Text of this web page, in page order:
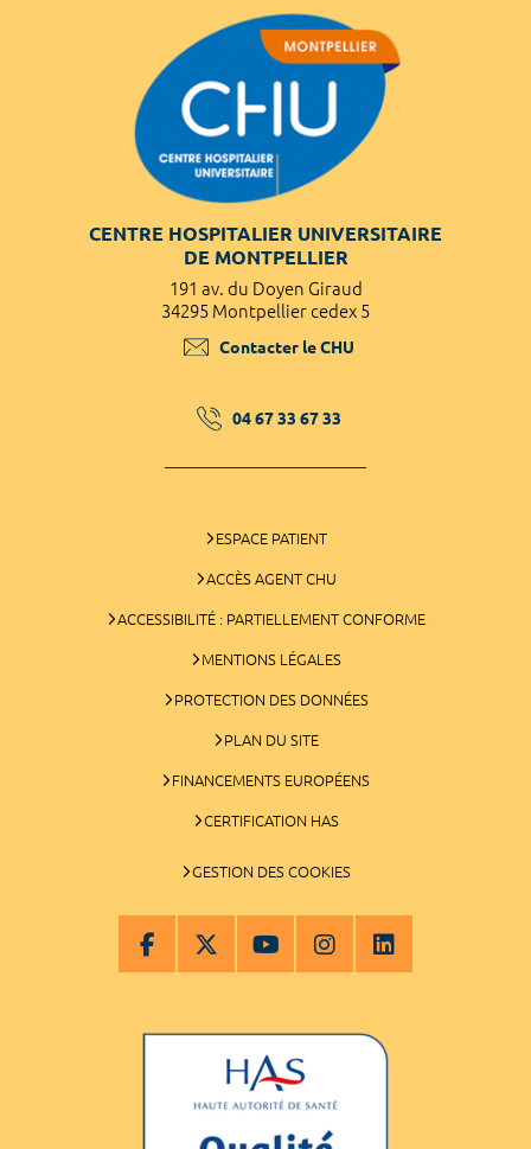
CENTRE HOSPITALIER UNIVERSITAIRE
DE MONTPELLIER
191 av. du Doyen Giraud
34295 Montpellier cedex 5
Contacter le CHU
04 67 33 67 33
ESPACE PATIENT
ACCÈS AGENT CHU
ACCESSIBILITÉ : PARTIELLEMENT CONFORME
MENTIONS LÉGALES
PROTECTION DES DONNÉES
PLAN DU SITE
FINANCEMENTS EUROPÉENS
CERTIFICATION HAS
GESTION DES COOKIES